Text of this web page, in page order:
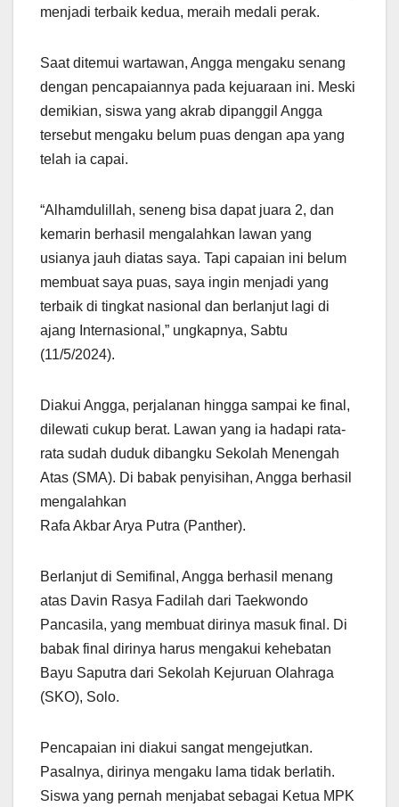
menjadi terbaik kedua, meraih medali perak.
Saat ditemui wartawan, Angga mengaku senang
dengan pencapaiannya pada kejuaraan ini. Meski
demikian, siswa yang akrab dipanggil Angga
tersebut mengaku belum puas dengan apa yang
telah ia capai.
“Alhamdulillah, seneng bisa dapat juara 2, dan
kemarin berhasil mengalahkan lawan yang
usianya jauh diatas saya. Tapi capaian ini belum
membuat saya puas, saya ingin menjadi yang
terbaik di tingkat nasional dan berlanjut lagi di
ajang Internasional,” ungkapnya, Sabtu
(11/5/2024).
Diakui Angga, perjalanan hingga sampai ke final,
dilewati cukup berat. Lawan yang ia hadapi rata-
rata sudah duduk dibangku Sekolah Menengah
Atas (SMA). Di babak penyisihan, Angga berhasil
mengalahkan
Rafa Akbar Arya Putra (Panther).
Berlanjut di Semifinal, Angga berhasil menang
atas Davin Rasya Fadilah dari Taekwondo
Pancasila, yang membuat dirinya masuk final. Di
babak final dirinya harus mengakui kehebatan
Bayu Saputra dari Sekolah Kejuruan Olahraga
(SKO), Solo.
Pencapaian ini diakui sangat mengejutkan.
Pasalnya, dirinya mengaku lama tidak berlatih.
Siswa yang pernah menjabat sebagai Ketua MPK